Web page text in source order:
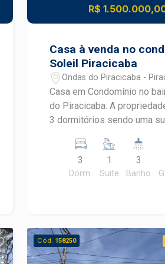
R$
Casa à venda no
Soleil Piracicaba
Ondas do Piracicaba -
Casa em Condomínio no
do Piracicaba. A propriedade conta com
3 dormitórios sendo uma
com armários Duas
gourmet Ambientes com ar
condicionado Fino
oportunidade para quem
e segurança em um
mais informações, entre
3
Dorm.
1
Suite
3
Banho
Cód. 158250